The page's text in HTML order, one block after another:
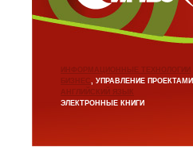
ИНФОРМАЦИОННЫЕ ТЕХНОЛОГИИ
БИЗНЕС, УПРАВЛЕНИЕ ПРОЕКТАМИ
АНГЛИЙСКИЙ ЯЗЫК
ЭЛЕКТРОННЫЕ КНИГИ